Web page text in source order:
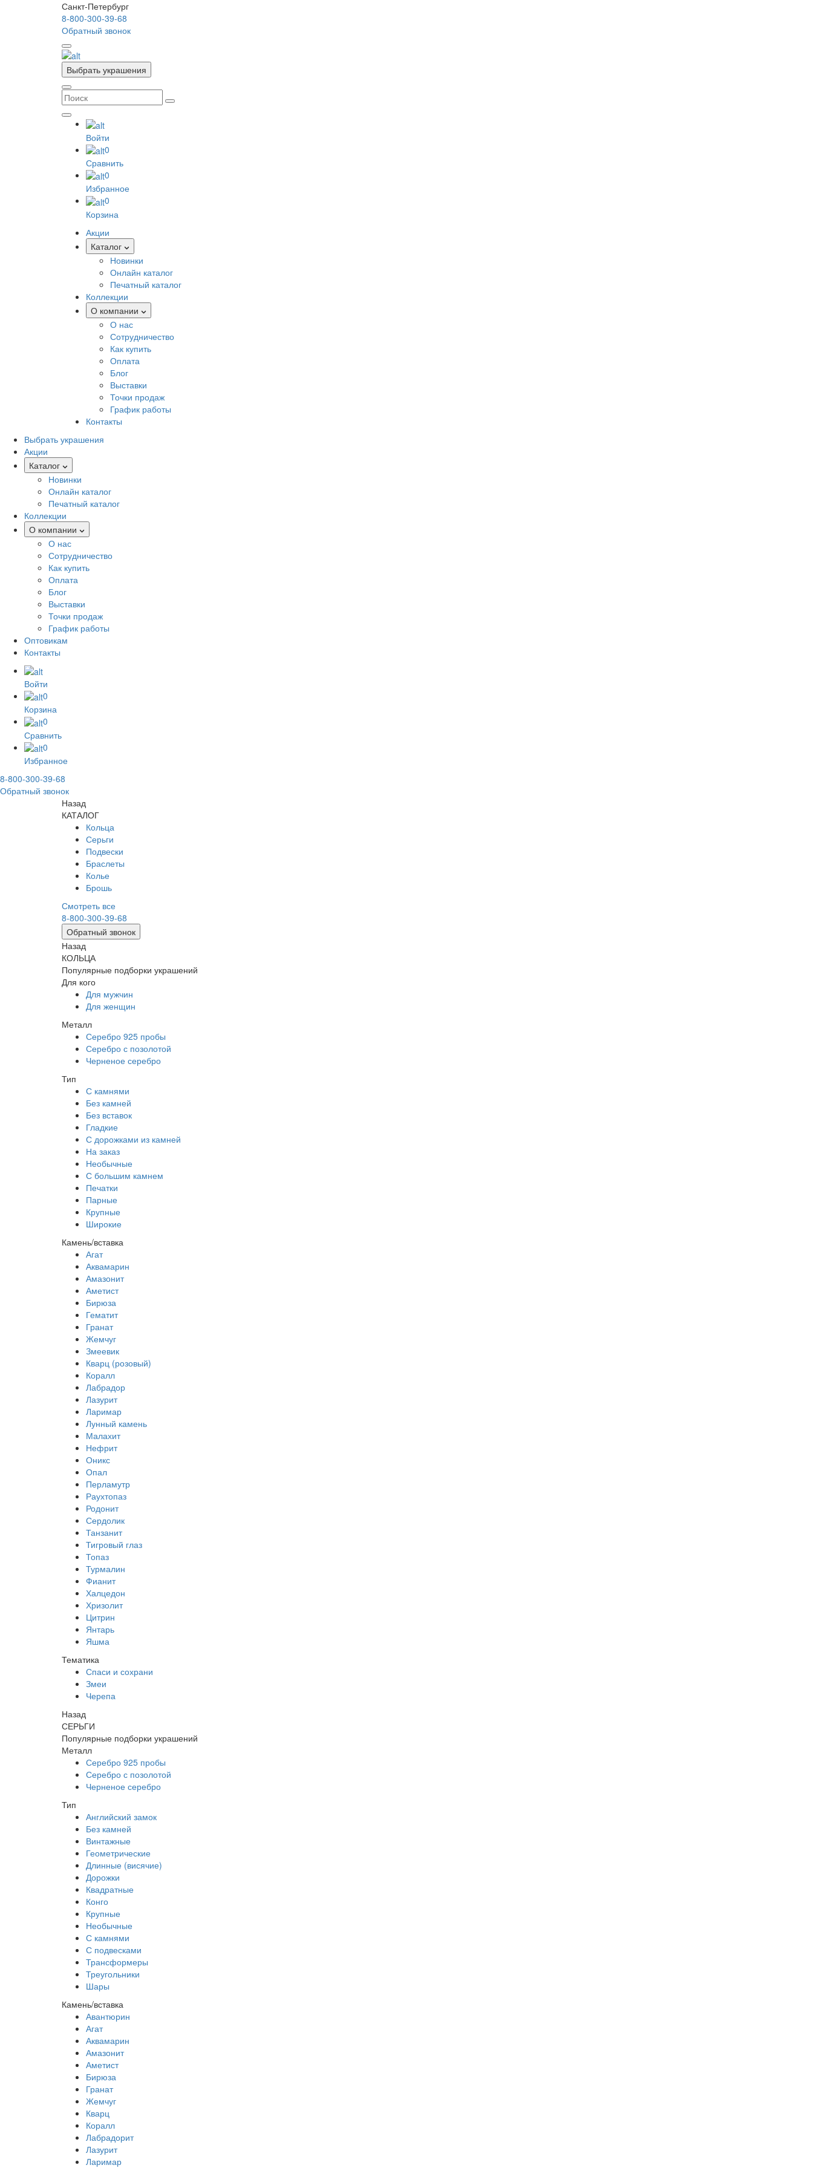
Санкт-Петербург
8-800-300-39-68
Обратный звонок
Выбрать украшения
Войти
0
Сравнить
0
Избранное
0
Корзина
Акции
Каталог
Новинки
Онлайн каталог
Печатный каталог
Коллекции
О компании
О нас
Сотрудничество
Как купить
Оплата
Блог
Выставки
Точки продаж
График работы
Контакты
Выбрать украшения
Акции
Каталог
Новинки
Онлайн каталог
Печатный каталог
Коллекции
О компании
О нас
Сотрудничество
Как купить
Оплата
Блог
Выставки
Точки продаж
График работы
Оптовикам
Контакты
Войти
0
Корзина
0
Сравнить
0
Избранное
8-800-300-39-68
Обратный звонок
Назад
КАТАЛОГ
Кольца
Серьги
Подвески
Браслеты
Колье
Брошь
Смотреть все
8-800-300-39-68
Обратный звонок
Назад
КОЛЬЦА
Популярные подборки украшений
Для кого
Для мужчин
Для женщин
Металл
Серебро 925 пробы
Серебро с позолотой
Черненое серебро
Тип
С камнями
Без камней
Без вставок
Гладкие
С дорожками из камней
На заказ
Необычные
С большим камнем
Печатки
Парные
Крупные
Широкие
Камень/вставка
Агат
Аквамарин
Амазонит
Аметист
Бирюза
Гематит
Гранат
Жемчуг
Змеевик
Кварц (розовый)
Коралл
Лабрадор
Лазурит
Ларимар
Лунный камень
Малахит
Нефрит
Оникс
Опал
Перламутр
Раухтопаз
Родонит
Сердолик
Танзанит
Тигровый глаз
Топаз
Турмалин
Фианит
Халцедон
Хризолит
Цитрин
Янтарь
Яшма
Тематика
Спаси и сохрани
Змеи
Черепа
Назад
СЕРЬГИ
Популярные подборки украшений
Металл
Серебро 925 пробы
Серебро с позолотой
Черненое серебро
Тип
Английский замок
Без камней
Винтажные
Геометрические
Длинные (висячие)
Дорожки
Квадратные
Конго
Крупные
Необычные
С камнями
С подвесками
Трансформеры
Треугольники
Шары
Камень/вставка
Авантюрин
Агат
Аквамарин
Амазонит
Аметист
Бирюза
Гранат
Жемчуг
Кварц
Коралл
Лабрадорит
Лазурит
Ларимар